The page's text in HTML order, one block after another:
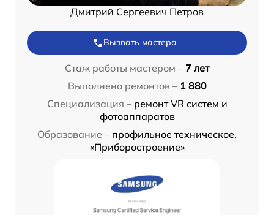
Дмитрий Сергеевич Петров
Вызвать мастера
Стаж работы мастером – 7 лет
Выполнено ремонтов – 1 880
Специализация – ремонт VR систем и
фотоаппаратов
Образование – профильное техническое,
«Приборостроение»